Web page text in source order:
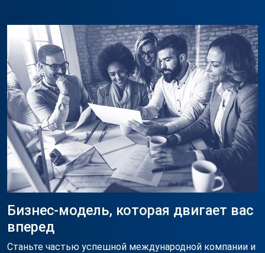
Бизнес-модель, которая двигает вас
вперед
Станьте частью успешной международной компании и